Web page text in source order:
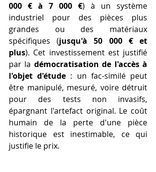
000 € à 7 000 €) à un système
industriel pour des pièces plus
grandes ou des matériaux
spécifiques (jusqu'à 50 000 € et
plus). Cet investissement est justifié
par la démocratisation de l'accès à
l'objet d'étude : un fac-similé peut
être manipulé, mesuré, voire détruit
pour des tests non invasifs,
épargnant l'artefact original. Le coût
humain de la perte d'une pièce
historique est inestimable, ce qui
justifie le prix.